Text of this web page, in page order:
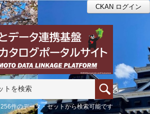
CKAN ログイン
256件のデータ・セットから検索可能です